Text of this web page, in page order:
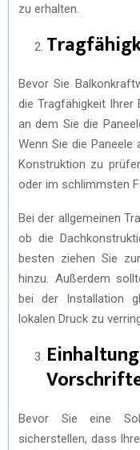
zu erhalten.
Bevor Sie
die Tragfähigkeit Ihrer
an dem Sie die
Wenn Sie die Paneele
Konstruktion zu
oder im schlimmsten
Bei der allgemeinen
ob die
besten ziehen Sie
hinzu. Außerdem
bei der Installation
lokalen Druck zu
Bevor Sie eine
sicherstellen, dass